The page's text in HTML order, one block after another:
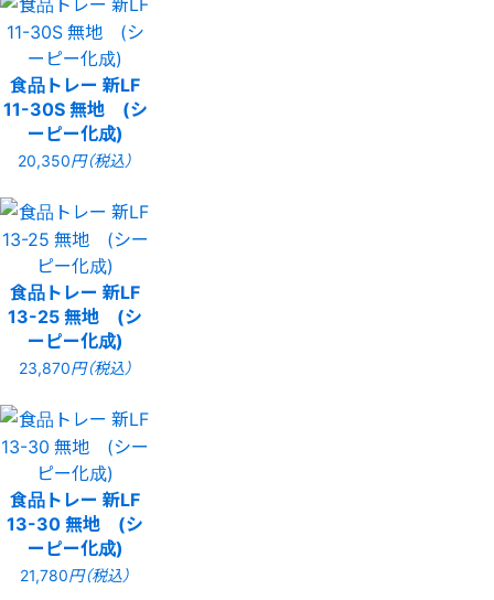
食品トレー 新LF
11-30S 無地 (シ
ーピー化成)
20,350円（税込）
食品トレー 新LF
13-25 無地 (シ
ーピー化成)
23,870円（税込）
食品トレー 新LF
13-30 無地 (シ
ーピー化成)
21,780円（税込）